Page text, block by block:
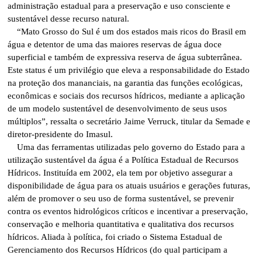
administração estadual para a preservação e uso consciente e
sustentável desse recurso natural.
“Mato Grosso do Sul é um dos estados mais ricos do Brasil em
água e detentor de uma das maiores reservas de água doce
superficial e também de expressiva reserva de água subterrânea.
Este status é um privilégio que eleva a responsabilidade do Estado
na proteção dos mananciais, na garantia das funções ecológicas,
econômicas e sociais dos recursos hídricos, mediante a aplicação
de um modelo sustentável de desenvolvimento de seus usos
múltiplos”, ressalta o secretário Jaime Verruck, titular da Semade e
diretor-presidente do Imasul.
Uma das ferramentas utilizadas pelo governo do Estado para a
utilização sustentável da água é a Política Estadual de Recursos
Hídricos. Instituída em 2002, ela tem por objetivo assegurar a
disponibilidade de água para os atuais usuários e gerações futuras,
além de promover o seu uso de forma sustentável, se prevenir
contra os eventos hidrológicos críticos e incentivar a preservação,
conservação e melhoria quantitativa e qualitativa dos recursos
hídricos. Aliada à política, foi criado o Sistema Estadual de
Gerenciamento dos Recursos Hídricos (do qual participam a